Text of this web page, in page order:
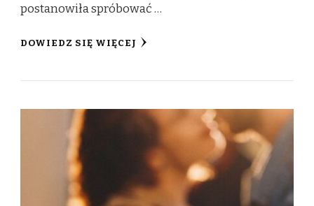
postanowiła spróbować …
DOWIEDZ SIĘ WIĘCEJ